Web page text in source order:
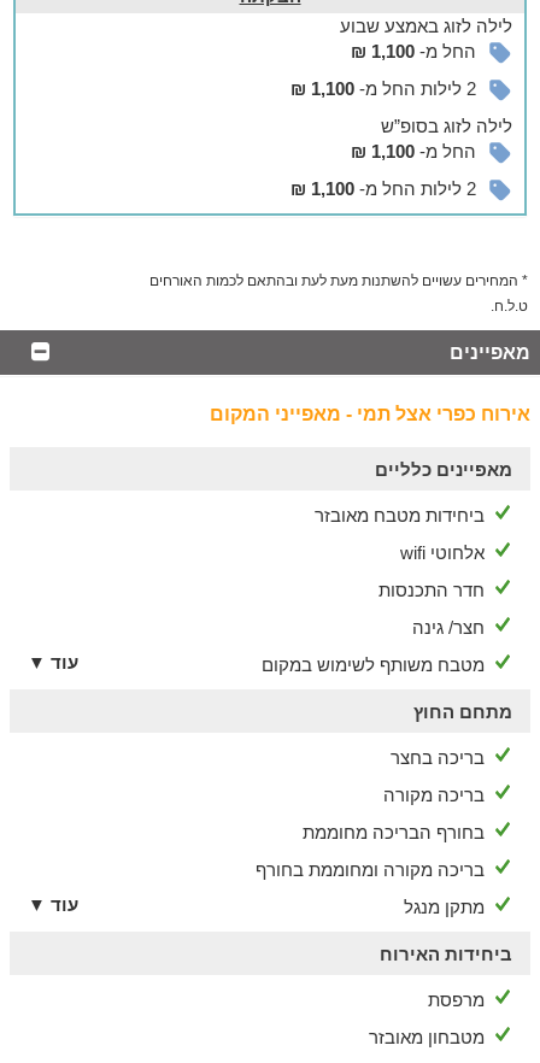
לילהלזוג באמצע שבוע
החל מ-1,100 ₪
2 לילות החל מ-
1,100 ₪
לילהלזוג בסופ”ש
החל מ-1,100 ₪
2 לילות החל מ-
1,100 ₪
* המחירים עשויים להשתנות מעת לעת ובהתאם לכמות האורחים
ט.ל.ח.
מאפיינים
אירוח כפרי אצל תמי - מאפייני המקום
מאפיינים כלליים
ביחידות מטבח מאובזר
אלחוטי wifi
חדר התכנסות
חצר/ גינה
מטבח משותף לשימוש במקום
עוד ▼
מתחם החוץ
בריכה בחצר
בריכה מקורה
בחורף הבריכה מחוממת
בריכה מקורה ומחוממת בחורף
מתקן מנגל
עוד ▼
ביחידות האירוח
מרפסת
מטבחון מאובזר